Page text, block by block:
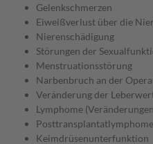
Gelenkschmerzen
Eiweißverlust über die
Nierenschädigung
Störungen der
Menstruationsstörung
Narbenbruch an der
Veränderung der
Lymphome
Keimdrüsenunterfunktion